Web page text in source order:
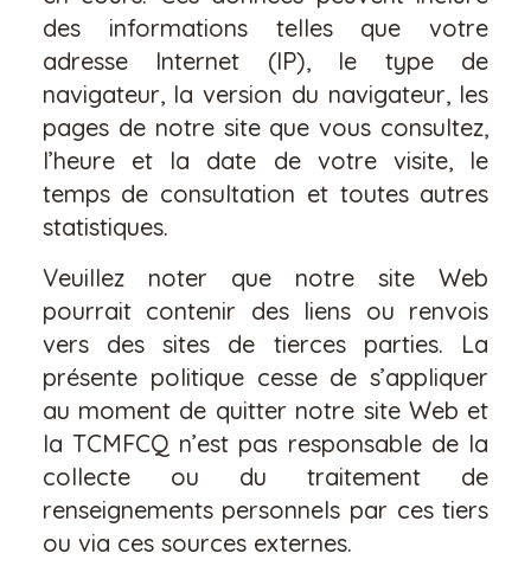
des informations telles que votre
adresse Internet (IP), le type de
navigateur, la version du navigateur, les
pages de notre site que vous consultez,
l’heure et la date de votre visite, le
temps de consultation et toutes autres
statistiques.
Veuillez noter que notre site Web
pourrait contenir des liens ou renvois
vers des sites de tierces parties. La
présente politique cesse de s’appliquer
au moment de quitter notre site Web et
la TCMFCQ n’est pas responsable de la
collecte ou du traitement de
renseignements personnels par ces tiers
ou via ces sources externes.